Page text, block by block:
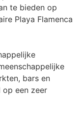
te bieden op
Playa Flamenca
bars en
een zeer